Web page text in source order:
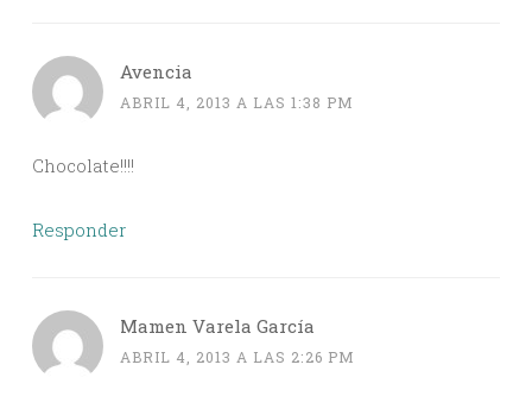
Avencia
ABRIL 4, 2013 A LAS 1:38 PM
Chocolate!!!!
Responder
Mamen Varela García
ABRIL 4, 2013 A LAS 2:26 PM